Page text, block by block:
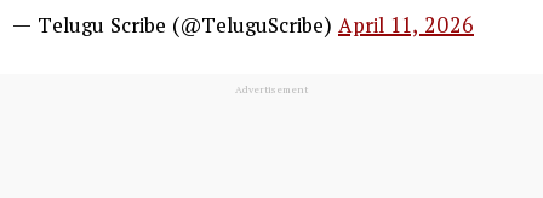
— Telugu Scribe (@TeluguScribe)April 11, 2026